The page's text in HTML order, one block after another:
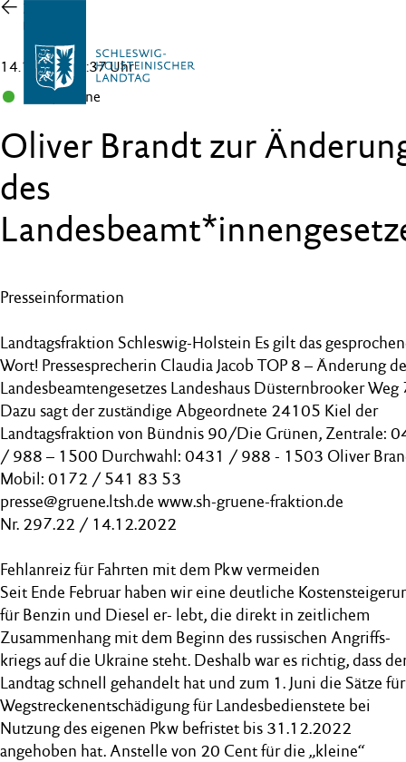
Zur
Übersicht
14.12.22 , 16:37 Uhr
B 90/Grüne
Oliver Brandt zur
des
Presseinformation
Landtagsfraktion Schleswig-Holstein Es gilt das
Wort! Pressesprecherin Claudia Jacob TOP 8 – Änderung
Landesbeamtengesetzes Landeshaus Düsternbrooker Weg
Dazu sagt der zuständige Abgeordnete 24105 Kiel der
Landtagsfraktion von Bündnis 90/Die Grünen, Zentrale:
/ 988 – 1500 Durchwahl: 0431 / 988 - 1503 Oliver
Mobil: 0172 / 541 83 53
presse@gruene.ltsh.de www.sh-gruene-fraktion.de
Nr. 297.22 / 14.12.2022
Fehlanreiz für Fahrten mit dem Pkw vermeiden
Seit Ende Februar haben wir eine deutliche
für Benzin und Diesel er- lebt, die direkt in zeitlichem
Zusammenhang mit dem Beginn des russischen Angriffs-
kriegs auf die Ukraine steht. Deshalb war es richtig, dass
Landtag schnell gehandelt hat und zum 1. Juni die Sätze
Wegstreckenentschädigung für Landesbedienstete bei
Nutzung des eigenen Pkw befristet bis 31.12.2022
angehoben hat. Anstelle von 20 Cent für die „kleine“